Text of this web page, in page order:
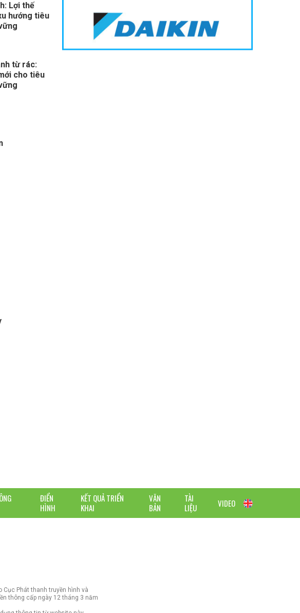
Lợi thế
hướng tiêu
từ rác:
cho tiêu
ĐIỂN
HÌNH
KẾT QUẢ TRIỂN
KHAI
VĂN
BẢN
TÀI
LIỆU
VIDEO
Cục Phát thanh truyền hình và
thông cấp ngày 12 tháng 3 năm